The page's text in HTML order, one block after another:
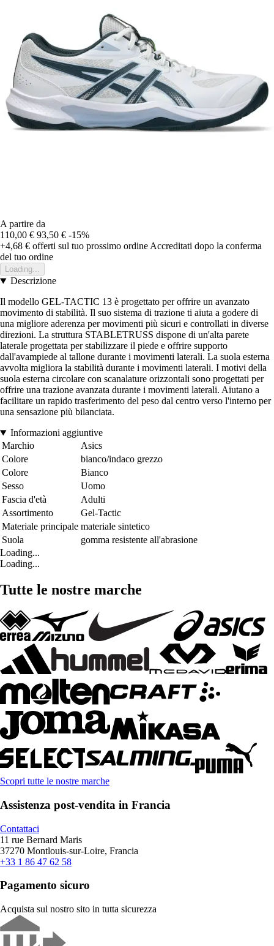
A partire da
110,00 € 93,50 € -15%
+4,68 € offerti sul tuo prossimo ordine Accreditati dopo la conferma
del tuo ordine
Loading...
Descrizione
Il modello GEL-TACTIC 13 è progettato per offrire un avanzato
movimento di stabilità. Il suo sistema di trazione ti aiuta a godere di
una migliore aderenza per movimenti più sicuri e controllati in diverse
direzioni. La struttura STABLETRUSS dispone di un'alta parete
laterale progettata per stabilizzare il piede e offrire supporto
dall'avampiede al tallone durante i movimenti laterali. La suola esterna
avvolta migliora la stabilità durante i movimenti laterali. I motivi della
suola esterna circolare con scanalature orizzontali sono progettati per
offrire una trazione avanzata durante i movimenti laterali. Aiutano a
facilitare un rapido trasferimento del peso dal centro verso l'interno per
una sensazione più bilanciata.
Informazioni aggiuntive
Marchio
Asics
Colore
bianco/indaco grezzo
Colore
Bianco
Sesso
Uomo
Fascia d'età
Adulti
Assortimento
Gel-Tactic
Materiale principale materiale sintetico
Suola
gomma resistente all'abrasione
Loading...
Loading...
Tutte le nostre marche
Scopri tutte le nostre marche
Assistenza post-vendita in Francia
Contattaci
11 rue Bernard Maris
37270 Montlouis-sur-Loire, Francia
+33 1 86 47 62 58
Pagamento sicuro
Acquista sul nostro sito in tutta sicurezza